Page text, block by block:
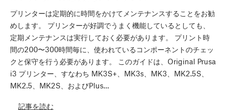
プリンターは定期的に時間をかけてメンテナンスすることをお勧
めします。 プリンターが好調でうまく機能しているとしても、
定期メンテナンスは実行しておく必要があります。 プリント時
間の200〜300時間毎に、使われているコンポーネントのチェッ
クと保守を行う必要があります。 このガイドは、Original Prusa
i3 プリンター、すなわち MK3S+、MK3s、MK3、MK2.5S、
MK2.5、MK2S、およびPlus…
記事を読む